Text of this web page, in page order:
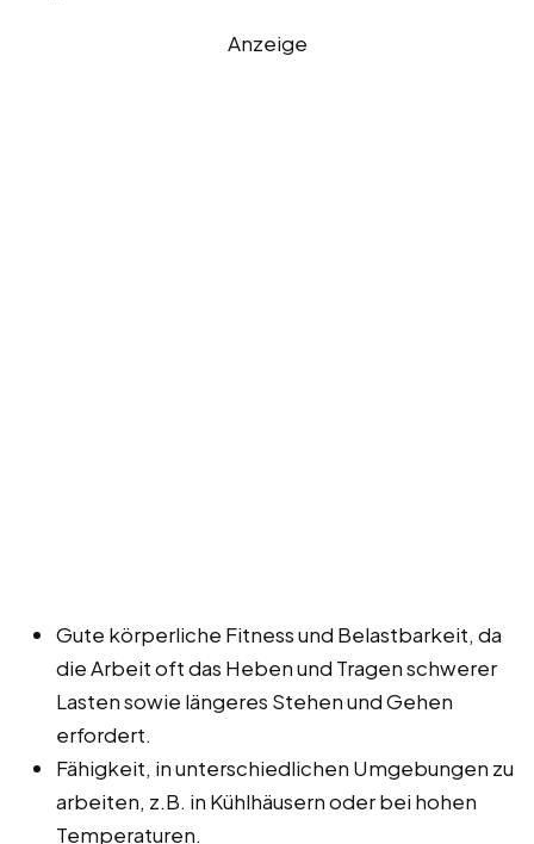
Anzeige
Gute körperliche Fitness und Belastbarkeit, da
die Arbeit oft das Heben und Tragen schwerer
Lasten sowie längeres Stehen und Gehen
erfordert.
Fähigkeit, in unterschiedlichen Umgebungen zu
arbeiten, z.B. in Kühlhäusern oder bei hohen
Temperaturen.